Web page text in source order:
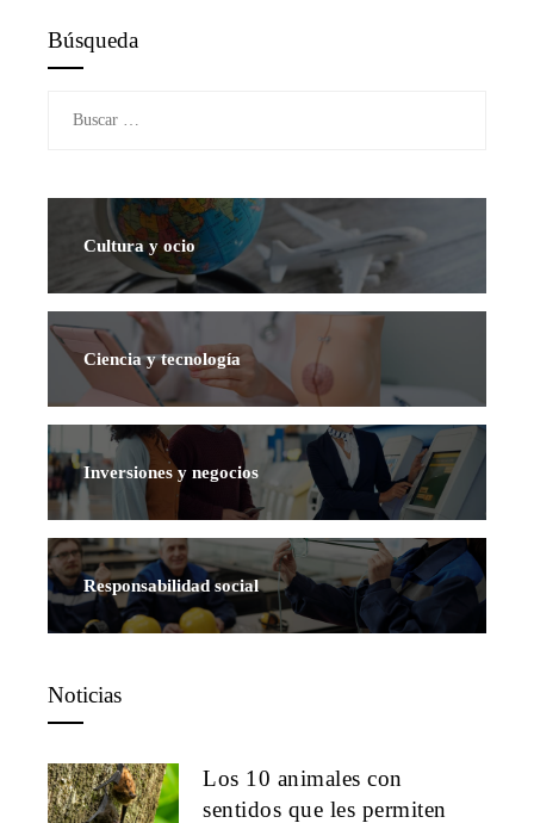
Búsqueda
Cultura y ocio
Ciencia y tecnología
Inversiones y negocios
Responsabilidad social
Noticias
Los 10 animales con
sentidos que les permiten